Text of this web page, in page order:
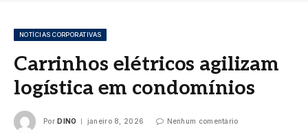
NOTÍCIAS CORPORATIVAS
Carrinhos elétricos agilizam
logística em condomínios
Por DINO janeiro 8, 2026 Nenhum comentário